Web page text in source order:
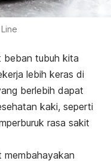
beban tubuh kita
lebih keras di
berlebih dapat
kaki, seperti
rasa sakit
membahayakan